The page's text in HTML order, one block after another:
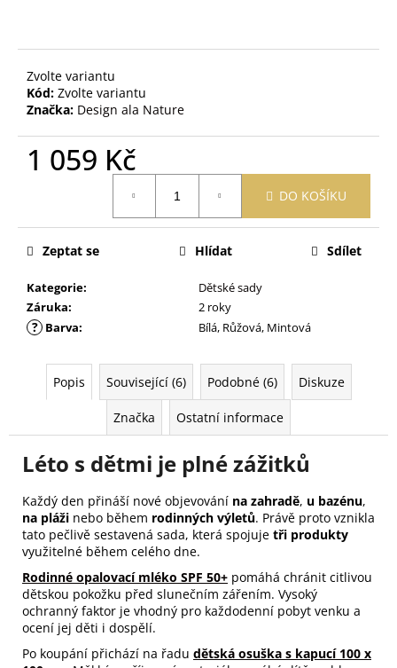
Zvolte variantu
Kód: Zvolte variantu
Značka: Design ala Nature
1 059 Kč
DO KOŠÍKU
Kategorie:
Dětské sady
Záruka: 2 roky
? Barva: Bílá, Růžová, Mintová
Zeptat se Hlídat Sdílet
Popis Související (6) Podobné (6) Diskuze
Značka Ostatní informace
Léto s dětmi je plné zážitků
Každý den přináší nové objevování na zahradě, u bazénu,
na pláži nebo během rodinných výletů. Právě proto vznikla
tato pečlivě sestavená sada, která spojuje tři produkty
využitelné během celého dne.
Rodinné opalovací mléko SPF 50+ pomáhá chránit citlivou
dětskou pokožku před slunečním zářením. Vysoký
ochranný faktor je vhodný pro každodenní pobyt venku a
ocení jej děti i dospělí.
Po koupání přichází na řadu dětská osuška s kapucí 100 x
ZDRAVOTNÍ
OČKOVACÍ
PRŮKAZ
MEDVĚD
ZELENÝ
395
Kč